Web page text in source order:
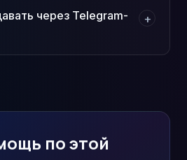
через Telegram-
+
по этой